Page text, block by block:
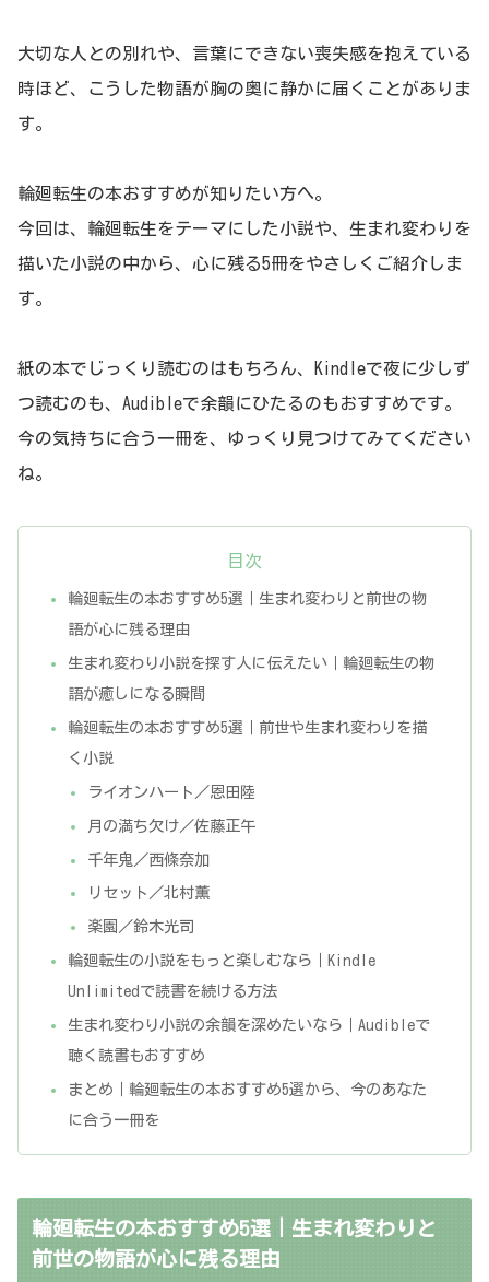
大切な人との別れや、言葉にできない喪失感を抱えている
時ほど、こうした物語が胸の奥に静かに届くことがありま
す。
輪廻転生の本おすすめが知りたい方へ。
今回は、輪廻転生をテーマにした小説や、生まれ変わりを
描いた小説の中から、心に残る5冊をやさしくご紹介しま
す。
紙の本でじっくり読むのはもちろん、Kindleで夜に少しず
つ読むのも、Audibleで余韻にひたるのもおすすめです。
今の気持ちに合う一冊を、ゆっくり見つけてみてください
ね。
目次
輪廻転生の本おすすめ5選｜生まれ変わりと前世の物
語が心に残る理由
生まれ変わり小説を探す人に伝えたい｜輪廻転生の物
語が癒しになる瞬間
輪廻転生の本おすすめ5選｜前世や生まれ変わりを描
く小説
ライオンハート／恩田陸
月の満ち欠け／佐藤正午
千年鬼／西條奈加
リセット／北村薫
楽園／鈴木光司
輪廻転生の小説をもっと楽しむなら｜Kindle
Unlimitedで読書を続ける方法
生まれ変わり小説の余韻を深めたいなら｜Audibleで
聴く読書もおすすめ
まとめ｜輪廻転生の本おすすめ5選から、今のあなた
に合う一冊を
輪廻転生の本おすすめ5選｜生まれ変わりと
前世の物語が心に残る理由